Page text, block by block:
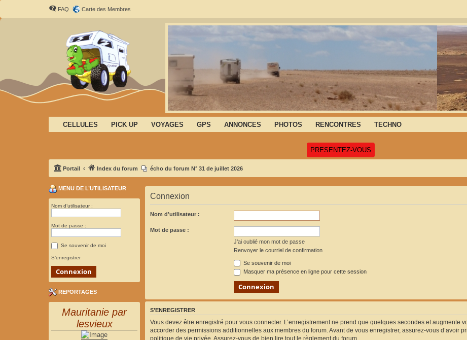
FAQ Carte des Membres
CELLULES PICK UP VOYAGES GPS ANNONCES PHOTOS RENCONTRES TECHNO
PRESENTEZ-VOUS
Portail Index du forum écho du forum N° 31 de juillet 2026
Connexion
Nom d’utilisateur :
Mot de passe :
J’ai oublié mon mot de passe
Renvoyer le courriel de confirmation
Se souvenir de moi
Masquer ma présence en ligne pour cette session
S’ENREGISTRER
Vous devez être enregistré pour vous connecter. L’enregistrement ne prend que quelques secondes et augmente
accorder des permissions additionnelles aux membres du forum. Avant de vous enregistrer, assurez-vous d’avoir
politique de vie privée. Assurez-vous de bien lire tout le règlement du forum.
MENU DE L’UTILISATEUR
Nom d’utilisateur :
Mot de passe :
Se souvenir de moi
S’enregistrer
REPORTAGES
Mauritanie par
lesvieux